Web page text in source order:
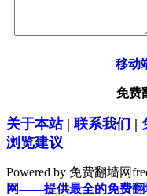
移动
免费
关于本站| 联系我们 |
浏览建议
Powered by 免费翻墙网
网——提供最全的免费翻